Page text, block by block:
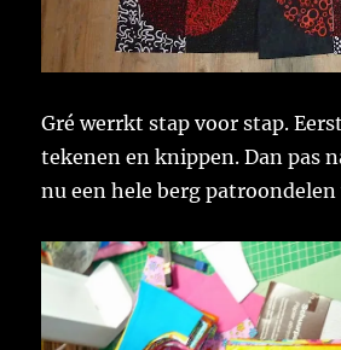
Gré werrkt stap voor stap.
tekenen en knippen. Dan pas
nu een hele berg